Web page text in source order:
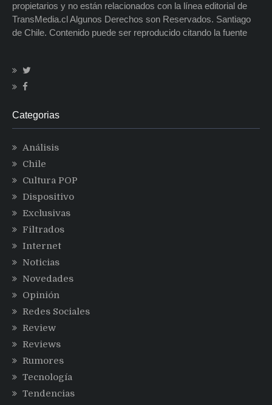
propietarios y no están relacionados con la línea editorial de
TransMedia.cl Algunos Derechos son Reservados. Santiago
de Chile. Contenido puede ser reproducido citando la fuente
Categorias
Análisis
Chile
Cultura POP
Dispositivo
Exclusivas
Filtrados
Internet
Noticias
Novedades
Opinión
Redes Sociales
Review
Reviews
Rumores
Tecnología
Tendencias